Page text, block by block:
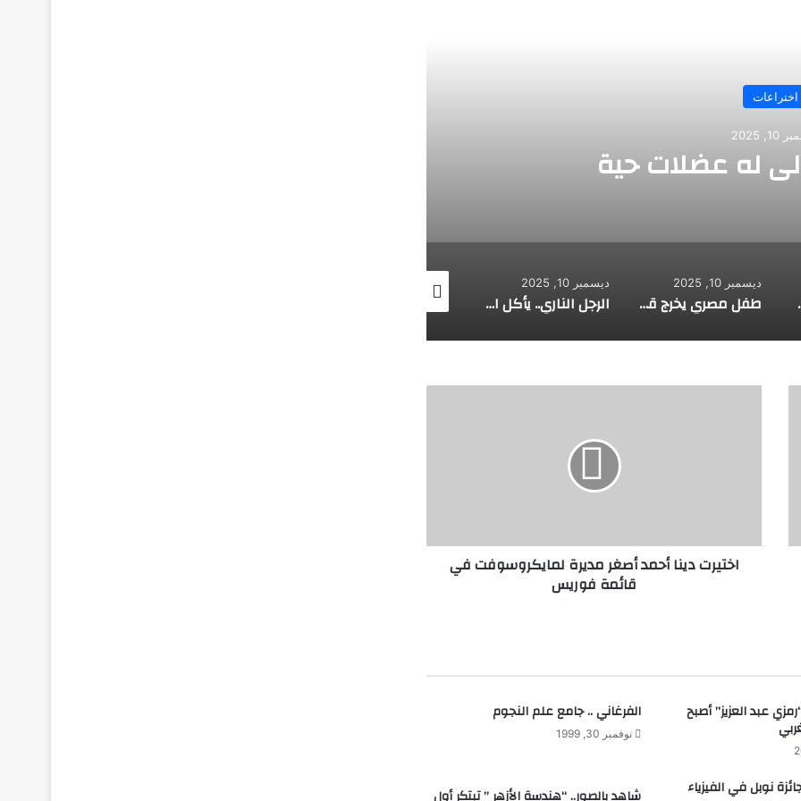
اختراعات
2025
له عضلات حية
صاحبه
ديسمبر 10, 2025
طفل مصري يخرج قصاصات الورق من أنفه وفمه
ديسمبر 10, 2025
الرجل الناري.. يأكل الجمر ويثني الحديد بأسنانه
ديسمبر 10, 2025
فوريس
اختيرت دينا أحمد أصغر مديرة لمايكروسوفت في
قائمة فوريس
عبد العزيز” أصبح الفرغاني .. جامع علم النجوم
نوفمبر 30, 1999
نوبل في الفيزياء